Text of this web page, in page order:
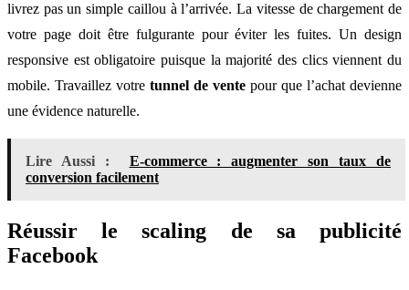
livrez pas un simple caillou à l’arrivée. La vitesse de chargement de
votre page doit être fulgurante pour éviter les fuites. Un design
responsive est obligatoire puisque la majorité des clics viennent du
mobile. Travaillez votre tunnel de vente pour que l’achat devienne
une évidence naturelle.
Lire Aussi :
E-commerce : augmenter son taux de
conversion facilement
Réussir le scaling de sa publicité
Facebook